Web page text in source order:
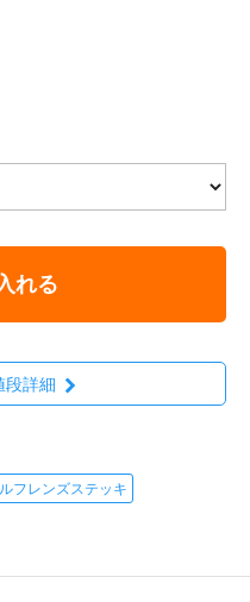
れる
段詳細
フレンズステッキ